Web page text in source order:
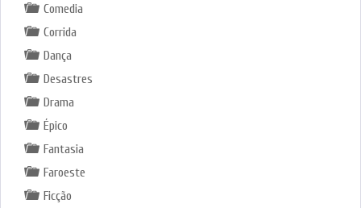
Comedia
Corrida
Dança
Desastres
Drama
Épico
Fantasia
Faroeste
Ficção